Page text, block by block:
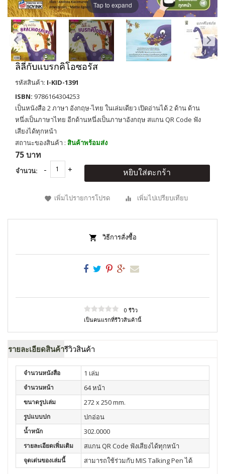
Tap to expand
ลิลี่กับแบรกคิโอซอรัส
รหัสสินค้า: I-KID-1391
ISBN: 9786164304253
เป็นหนังสือ 2 ภาษา อังกฤษ-ไทย ในเล่มเดียว เปิดอ่านได้ 2 ด้าน ด้าน
หนึ่งเป็นภาษาไทย อีกด้านหนึ่งเป็นภาษาอังกฤษ สแกน QR Code ฟัง
เสียงได้ทุกหน้า
สถานะของสินค้า : สินค้าพร้อมส่ง
75 บาท
จำนวน: หยิบใส่ตะกร้า
เพิ่มไปรายการโปรด เพิ่มไปเปรียบเทียบ
วิธีการสั่งซื้อ
0 รีวิว
เป็นคนแรกที่รีวิวสินค้านี้
รายละเอียดสินค้ารีวิวสินค้า
จำนวนหนังสือ 1 เล่ม
จำนวนหน้า 64 หน้า
ขนาดรูปเล่ม 272 x 250 mm.
รูปแบบปก ปกอ่อน
น้ำหนัก 302.0000
รายละเอียดเพิ่มเติม สแกน QR Code ฟังเสียงได้ทุกหน้า
จุดเด่นของเล่มนี้ สามารถใช้ร่วมกับ MIS Talking Pen ได้